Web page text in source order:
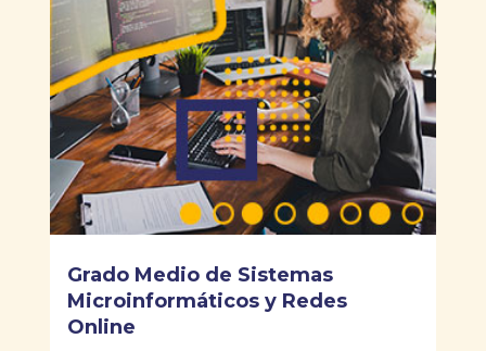
Grado Medio de Sistemas
Microinformáticos y Redes
Online